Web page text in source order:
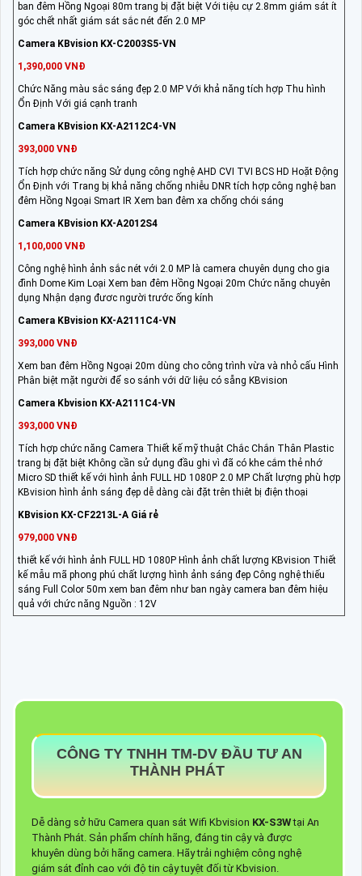
ban đêm Hồng Ngoại 80m trang bị đặt biệt Với tiệu cự 2.8mm giám sát ít
góc chết nhất giám sát sắc nét đến 2.0 MP
Camera KBvision KX-C2003S5-VN
1,390,000 VNĐ
Chức Năng màu sắc sáng đẹp 2.0 MP Với khả năng tích hợp Thu hình
Ổn Định Với giá cạnh tranh
Camera KBvision KX-A2112C4-VN
393,000 VNĐ
Tích hợp chức năng Sử dụng công nghệ AHD CVI TVI BCS HD Hoặt Động
Ổn Định với Trang bị khả năng chống nhiễu DNR tích hợp công nghệ ban
đêm Hồng Ngoại Smart IR Xem ban đêm xa chống chói sáng
Camera KBvision KX-A2012S4
1,100,000 VNĐ
Công nghệ hình ảnh sắc nét với 2.0 MP là camera chuyên dụng cho gia
đình Dome Kim Loại Xem ban đêm Hồng Ngoại 20m Chức năng chuyên
dụng Nhận dạng đươc người trước ống kính
Camera KBvision KX-A2111C4-VN
393,000 VNĐ
Xem ban đêm Hồng Ngoại 20m dùng cho công trình vừa và nhỏ cấu Hình
Phân biệt mặt người để so sánh với dữ liệu có sẵng KBvision
Camera Kbvision KX-A2111C4-VN
393,000 VNĐ
Tích hợp chức năng Camera Thiết kế mỹ thuật Chắc Chắn Thân Plastic
trang bị đặt biệt Không cần sử dụng đầu ghi vì đã có khe cắm thẻ nhớ
Micro SD thiết kế với hình ảnh FULL HD 1080P 2.0 MP Chất lượng phù hợp
KBvision hình ảnh sáng đẹp dễ dàng cài đặt trên thiêt bị điện thoại
KBvision KX-CF2213L-A Giá rẻ
979,000 VNĐ
thiết kế với hình ảnh FULL HD 1080P Hình ảnh chất lượng KBvision Thiết
kế mẫu mã phong phú chất lượng hình ảnh sáng đẹp Công nghệ thiếu
sáng Full Color 50m xem ban đêm như ban ngày camera ban đêm hiệu
quả với chức năng Nguồn : 12V
CÔNG TY TNHH TM-DV ĐẦU TƯ AN
THÀNH PHÁT
Dễ dàng sở hữu Camera quan sát Wifi Kbvision KX-S3Wtại An
Thành Phát. Sản phẩm chính hãng, đáng tin cậy và được
khuyên dùng bởi hãng camera. Hãy trải nghiệm công nghệ
giám sát đỉnh cao với độ tin cậy tuyệt đối từ Kbvision.